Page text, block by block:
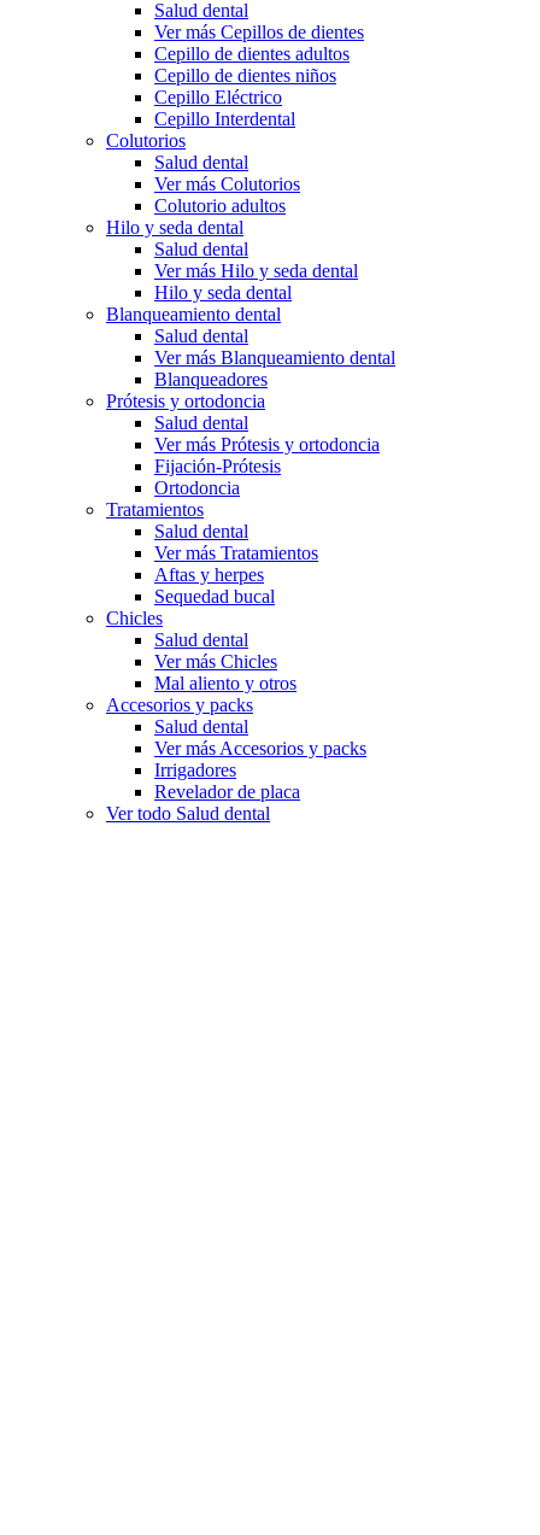
Salud dental
Ver más Cepillos de dientes
Cepillo de dientes adultos
Cepillo de dientes niños
Cepillo Eléctrico
Cepillo Interdental
Colutorios
Salud dental
Ver más Colutorios
Colutorio adultos
Hilo y seda dental
Salud dental
Ver más Hilo y seda dental
Hilo y seda dental
Blanqueamiento dental
Salud dental
Ver más Blanqueamiento dental
Blanqueadores
Prótesis y ortodoncia
Salud dental
Ver más Prótesis y ortodoncia
Fijación-Prótesis
Ortodoncia
Tratamientos
Salud dental
Ver más Tratamientos
Aftas y herpes
Sequedad bucal
Chicles
Salud dental
Ver más Chicles
Mal aliento y otros
Accesorios y packs
Salud dental
Ver más Accesorios y packs
Irrigadores
Revelador de placa
Ver todo Salud dental